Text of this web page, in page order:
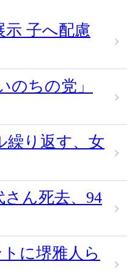
示 子へ配慮
のちの党」
繰り返す、女
ん死去、94
に堺雅人ら